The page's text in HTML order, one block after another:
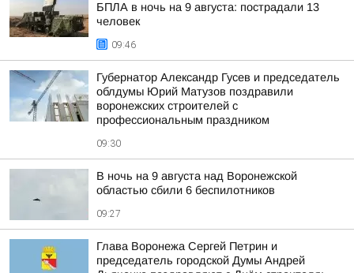
БПЛА в ночь на 9 августа: пострадали 13
человек
09:46
Губернатор Александр Гусев и председатель
облдумы Юрий Матузов поздравили
воронежских строителей с
профессиональным праздником
09:30
В ночь на 9 августа над Воронежской
областью сбили 6 беспилотников
09:27
Глава Воронежа Сергей Петрин и
председатель городской Думы Андрей